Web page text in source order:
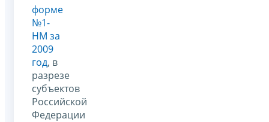
форме
№1-
НМ за
2009
год, в
разрезе
субъектов
Российской
Федерации